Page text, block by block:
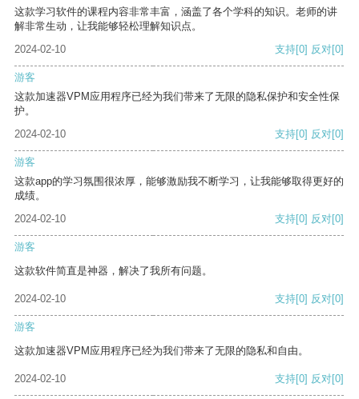
这款学习软件的课程内容非常丰富，涵盖了各个学科的知识。老师的讲
解非常生动，让我能够轻松理解知识点。
2024-02-10
支持[0] 反对[0]
游客
这款加速器VPM应用程序已经为我们带来了无限的隐私保护和安全性保
护。
2024-02-10
支持[0] 反对[0]
游客
这款app的学习氛围很浓厚，能够激励我不断学习，让我能够取得更好的
成绩。
2024-02-10
支持[0] 反对[0]
游客
这款软件简直是神器，解决了我所有问题。
2024-02-10 支持[0] 反对[0]
游客
这款加速器VPM应用程序已经为我们带来了无限的隐私和自由。
2024-02-10 支持[0] 反对[0]